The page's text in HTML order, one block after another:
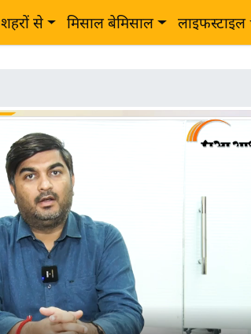
शहरों से मिसाल बेमिसाल लाइफस्टाइल